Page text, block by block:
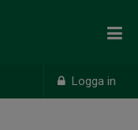
Logga in